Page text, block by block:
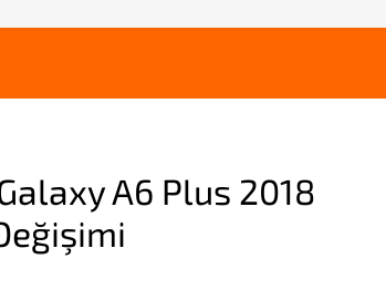
A6 Plus 2018